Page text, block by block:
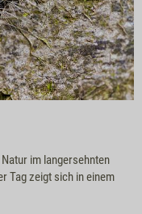
im langersehnten
Tag zeigt sich in einem